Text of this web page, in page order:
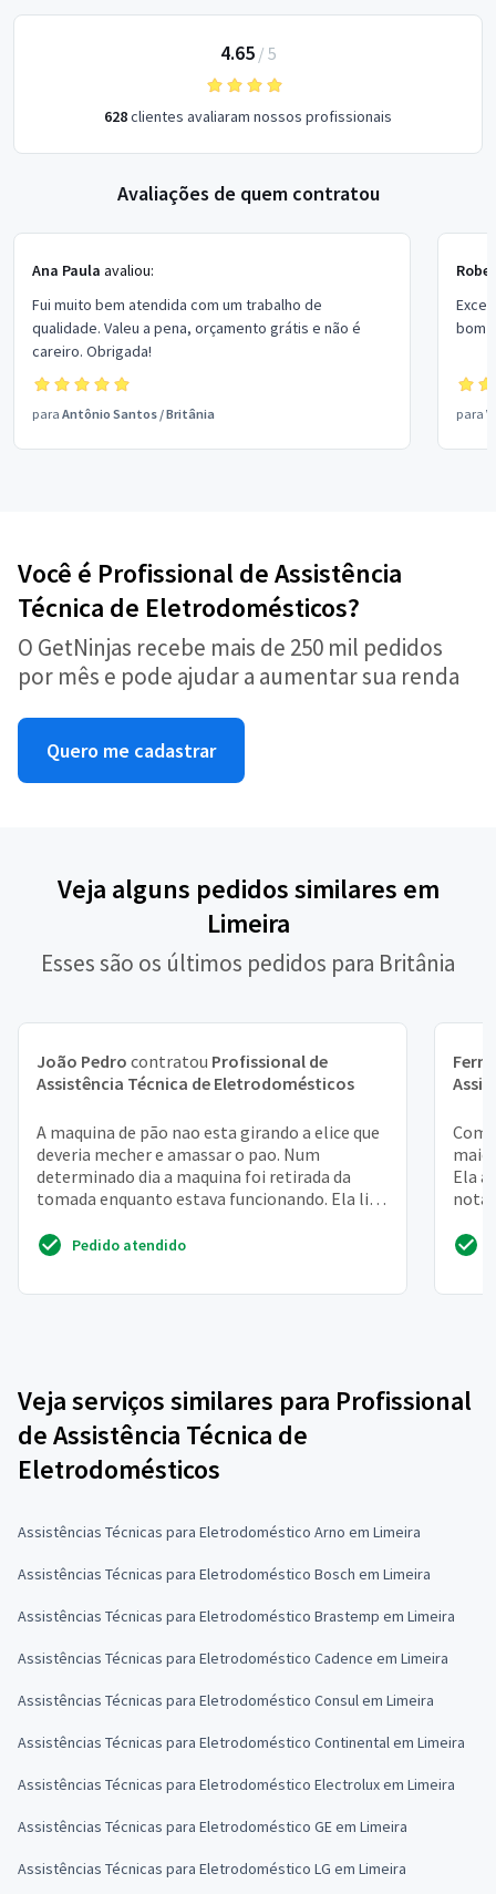
4.65/ 5
628clientes avaliaram nossos profissionais
Avaliações de quem contratou
Ana Paula avaliou:
Fui muito bem atendida com um trabalho de
qualidade. Valeu a pena, orçamento grátis e não é
careiro. Obrigada!
para Antônio Santos /Britânia
bom
para
Você é Profissional de Assistência
Técnica de Eletrodomésticos?
O GetNinjas recebe mais de 250 mil pedidos
por mês e pode ajudar a aumentar sua renda
Quero me cadastrar
Veja alguns pedidos similares em
Limeira
Esses são os últimos pedidos para Britânia
João Pedro contratou Profissional de
Assistência Técnica de Eletrodomésticos
A maquina de pão nao esta girando a elice que
deveria mecher e amassar o pao. Num
determinado dia a maquina foi retirada da
tomada enquanto estava funcionando. Ela lig,
Pedido atendido
Ela
nota
Veja serviços similares para Profissional
de Assistência Técnica de
Eletrodomésticos
Assistências Técnicas para Eletrodoméstico Arno em Limeira
Assistências Técnicas para Eletrodoméstico Bosch em Limeira
Assistências Técnicas para Eletrodoméstico Brastemp em Limeira
Assistências Técnicas para Eletrodoméstico Cadence em Limeira
Assistências Técnicas para Eletrodoméstico Consul em Limeira
Assistências Técnicas para Eletrodoméstico Continental em Limeira
Assistências Técnicas para Eletrodoméstico Electrolux em Limeira
Assistências Técnicas para Eletrodoméstico GE em Limeira
Assistências Técnicas para Eletrodoméstico LG em Limeira